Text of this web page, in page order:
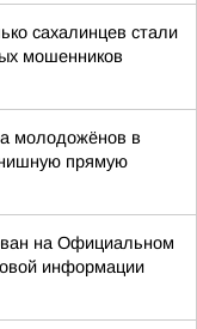
сахалинцев стали
мошенников
молодожёнов в
прямую
на Официальном
информации